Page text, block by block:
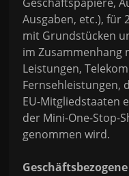
Ausgaben, etc.), für
mit Grundstücken
im Zusammenhang
Leistungen,
Fernsehleistungen,
EU-Mitgliedstaaten
der Mini-One-Stop-
genommen wird.